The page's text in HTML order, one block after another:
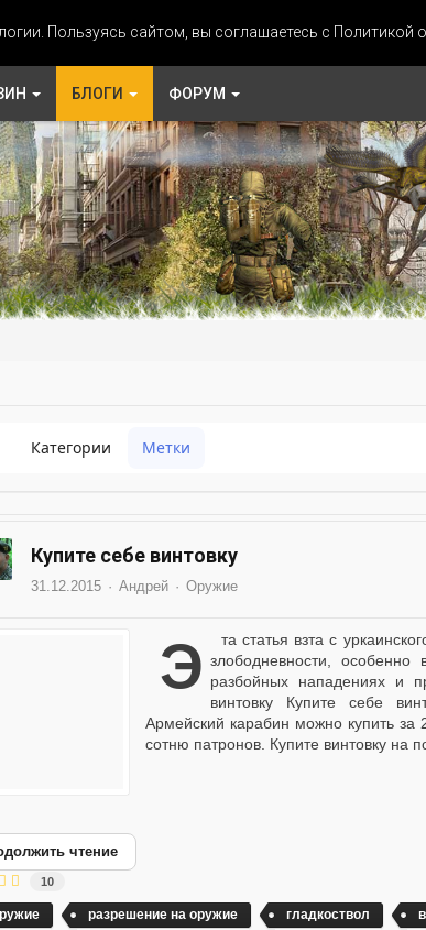
Пользуясь сайтом, вы соглашаетесь с Политикой
БЛОГИ ФОРУМ
Категории Метки
Купите себе винтовку
31.12.2015 Андрей Оружие
эта статья взта с уркаинского сайта, но при этом она не теряет своей актуальности и злободневности,
разбойных нападениях и
винтовку Купите себе
Армейский карабин можно купить
сотню патронов. Купите винтовку на
чтение
10
разрешение на оружие гладкоствол